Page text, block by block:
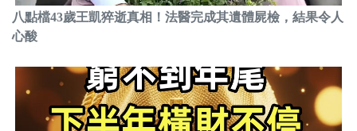
八點檔43歲王凱猝逝真相！法醫完成其遺體屍檢，結果令人
心酸